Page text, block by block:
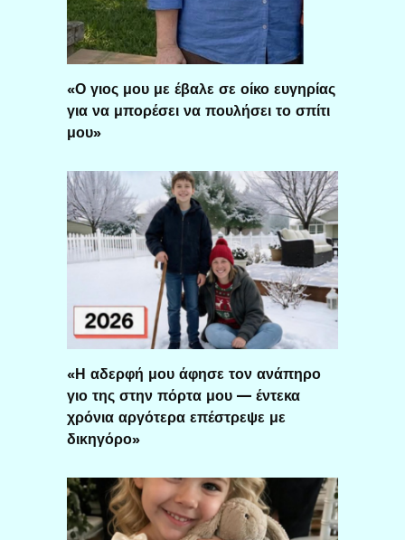
«Ο γιος μου με έβαλε σε οίκο ευγηρίας
για να μπορέσει να πουλήσει το σπίτι
μου»
«Η αδερφή μου άφησε τον ανάπηρο
γιο της στην πόρτα μου — έντεκα
χρόνια αργότερα επέστρεψε με
δικηγόρο»